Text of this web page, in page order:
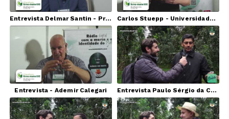
Entrevista Delmar Santin - Produtor e consultor Carlos Stuepp - Universidade Estadual de Ponta Grossa - PR
Entrevista - Ademir Calegari Entrevista Paulo Sérgio da Cruz (Presidente da ACEMA)